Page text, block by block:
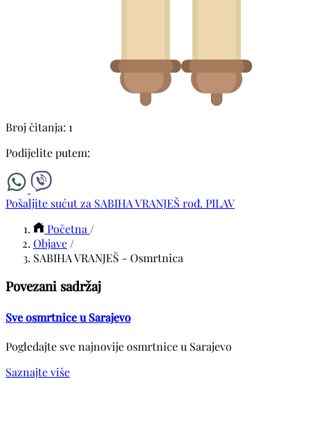
Broj čitanja: 1
Podijelite putem:
Pošaljite sućut za SABIHA VRANJEŠ rođ. PILAV
Početna /
Objave /
SABIHA VRANJEŠ - Osmrtnica
Povezani sadržaj
Sve osmrtnice u Sarajevo
Pogledajte sve najnovije osmrtnice u Sarajevo
Saznajte više